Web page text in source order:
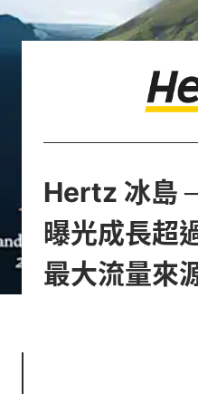
Hertz 冰島
曝光成長超
最大流量來